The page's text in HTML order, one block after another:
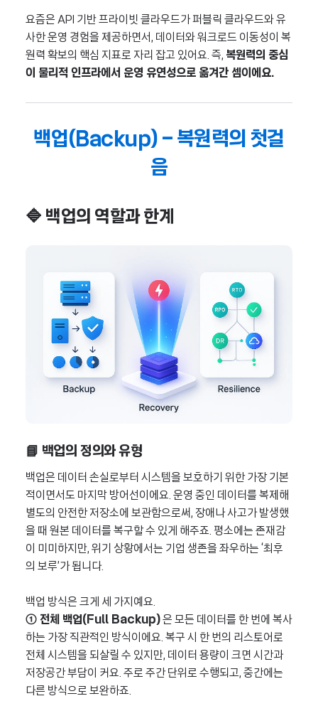
요즘은 API 기반 프라이빗 클라우드가 퍼블릭 클라우드와 유
사한 운영 경험을 제공하면서, 데이터와 워크로드 이동성이 복
원력 확보의 핵심 지표로 자리 잡고 있어요. 즉, 복원력의 중심
이 물리적 인프라에서 운영 유연성으로 옮겨간 셈이에요.
백업(Backup) – 복원력의 첫걸
음
🔷 백업의 역할과 한계
📘 백업의 정의와 유형
백업은 데이터 손실로부터 시스템을 보호하기 위한 가장 기본
적이면서도 마지막 방어선이에요. 운영 중인 데이터를 복제해
별도의 안전한 저장소에 보관함으로써, 장애나 사고가 발생했
을 때 원본 데이터를 복구할 수 있게 해주죠. 평소에는 존재감
이 미미하지만, 위기 상황에서는 기업 생존을 좌우하는 ‘최후
의 보루’가 됩니다.
백업 방식은 크게 세 가지예요.
① 전체 백업(Full Backup)은 모든 데이터를 한 번에 복사
하는 가장 직관적인 방식이에요. 복구 시 한 번의 리스토어로
전체 시스템을 되살릴 수 있지만, 데이터 용량이 크면 시간과
저장공간 부담이 커요. 주로 주간 단위로 수행되고, 중간에는
다른 방식으로 보완하죠.